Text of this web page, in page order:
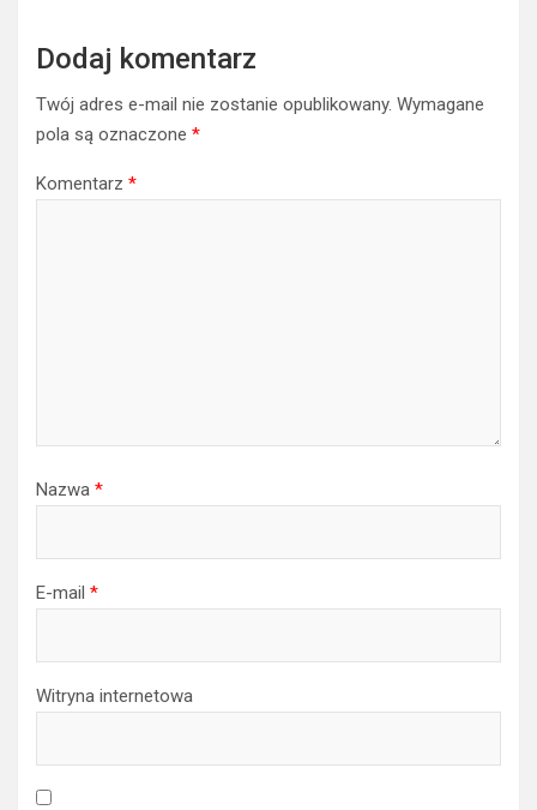
Dodaj komentarz
Twój adres e-mail nie zostanie opublikowany. Wymagane
pola są oznaczone *
Komentarz *
Nazwa *
E-mail *
Witryna internetowa